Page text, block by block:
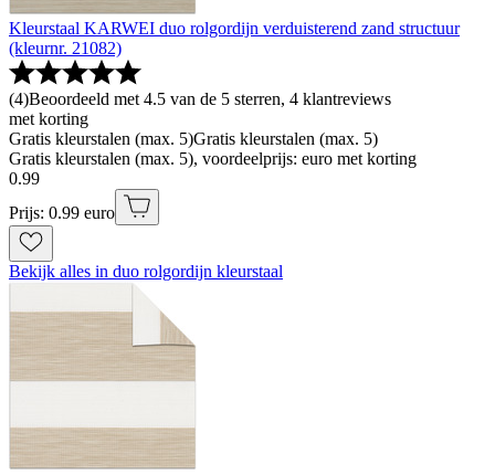
Kleurstaal KARWEI duo rolgordijn verduisterend zand structuur
(kleurnr. 21082)
(4)Beoordeeld met 4.5 van de 5 sterren, 4 klantreviews
met korting
Gratis kleurstalen (max. 5)Gratis kleurstalen (max. 5)
Gratis kleurstalen (max. 5), voordeelprijs: euro met korting
0.99
Prijs: 0.99 euro
Bekijk alles in duo rolgordijn kleurstaal